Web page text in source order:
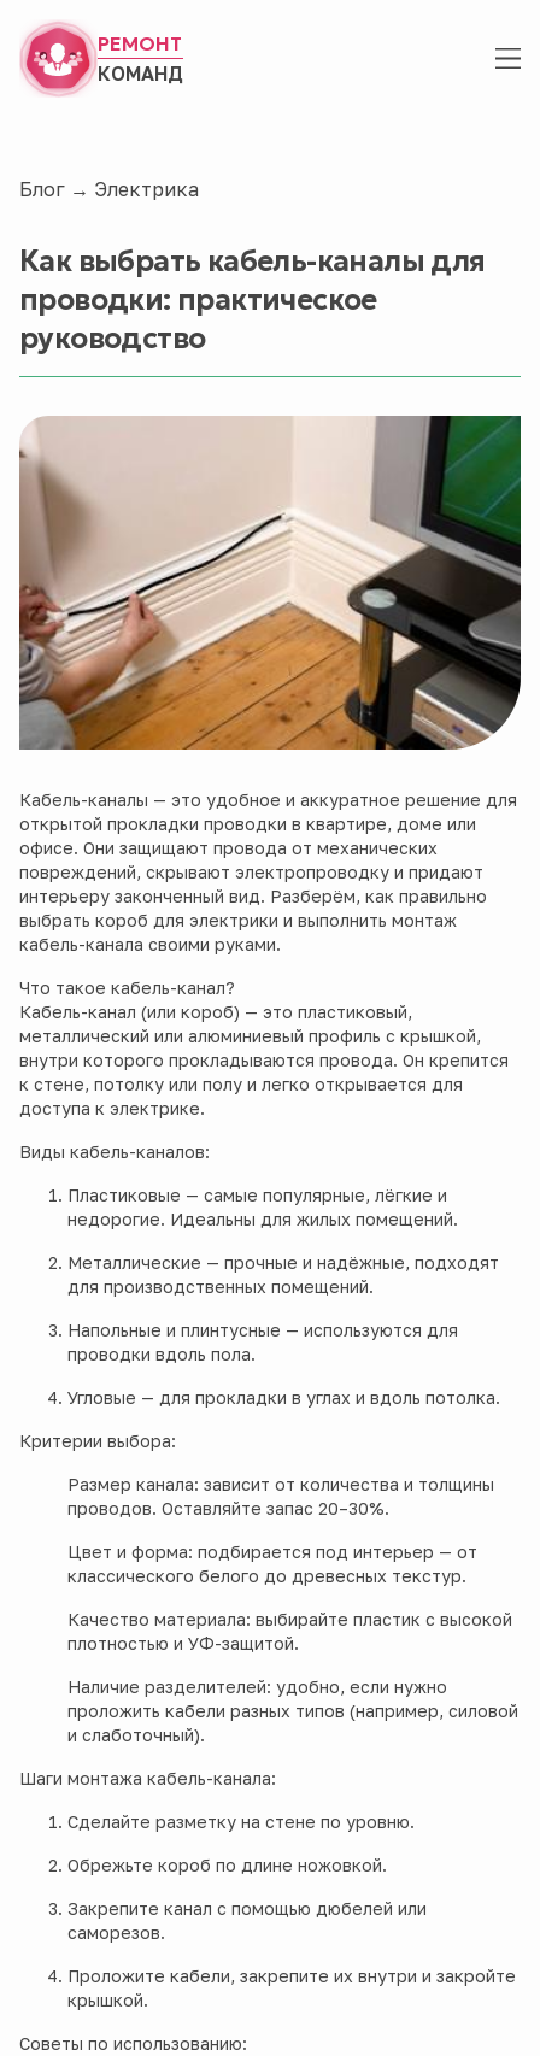
РЕМОНТ
КОМАНД
Блог → Электрика
Как выбрать кабель-каналы для
проводки: практическое
руководство
Кабель-каналы — это удобное и аккуратное решение для
открытой прокладки проводки в квартире, доме или
офисе. Они защищают провода от механических
повреждений, скрывают электропроводку и придают
интерьеру законченный вид. Разберём, как правильно
выбрать короб для электрики и выполнить монтаж
кабель-канала своими руками.
Что такое кабель-канал?
Кабель-канал (или короб) — это пластиковый,
металлический или алюминиевый профиль с крышкой,
внутри которого прокладываются провода. Он крепится
к стене, потолку или полу и легко открывается для
доступа к электрике.
Виды кабель-каналов:
Пластиковые — самые популярные, лёгкие и
недорогие. Идеальны для жилых помещений.
Металлические — прочные и надёжные, подходят
для производственных помещений.
Напольные и плинтусные — используются для
проводки вдоль пола.
Угловые — для прокладки в углах и вдоль потолка.
Критерии выбора:
Размер канала: зависит от количества и толщины
проводов. Оставляйте запас 20–30%.
Цвет и форма: подбирается под интерьер — от
классического белого до древесных текстур.
Качество материала: выбирайте пластик с высокой
плотностью и УФ-защитой.
Наличие разделителей: удобно, если нужно
проложить кабели разных типов (например, силовой
и слаботочный).
Шаги монтажа кабель-канала:
Сделайте разметку на стене по уровню.
Обрежьте короб по длине ножовкой.
Закрепите канал с помощью дюбелей или
саморезов.
Проложите кабели, закрепите их внутри и закройте
крышкой.
Советы по использованию: